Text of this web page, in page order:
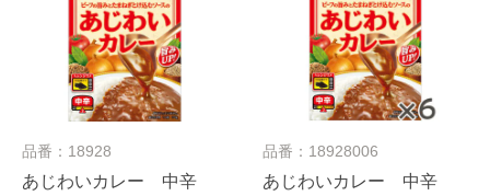
品番：18928
あじわいカレー 中辛
品番：18928006
あじわいカレー 中辛